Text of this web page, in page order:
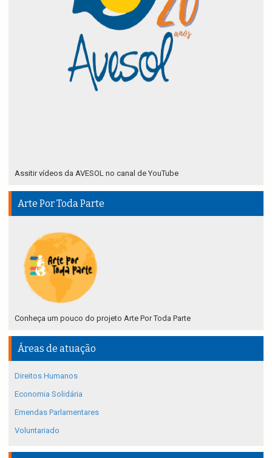
Assitir vídeos da AVESOL no canal de YouTube
Arte Por Toda Parte
Conheça um pouco do projeto Arte Por Toda Parte
Áreas de atuação
Direitos Humanos
Economia Solidária
Emendas Parlamentares
Voluntariado